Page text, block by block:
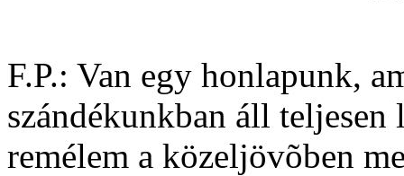
F.P.: Van egy honlapunk,
szándékunkban áll
remélem a közeljövõben